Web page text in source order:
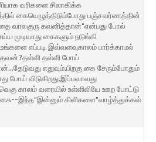
வரிகளை சிலாகிக்க
கையெழுத்திடும்போது பஞ்சவர்ணத்தின்
வாலகுரு கவனித்தான்"என்பது போல்
முடியாது கைகளும் நடுங்கி
எப்படி இவ்வளவுகாலம் பார்க்காமல்
தள்ளி போய்
எதுவும்.பிறகு கை சேரும்போதும்
போய் விடுகிறது.இப்பவாவது
காலம் வரையில் உள்ளிலியே ஊற போட்டு
இந்த"இன்னும் கிளிகளை"வாழ்த்துக்கள்